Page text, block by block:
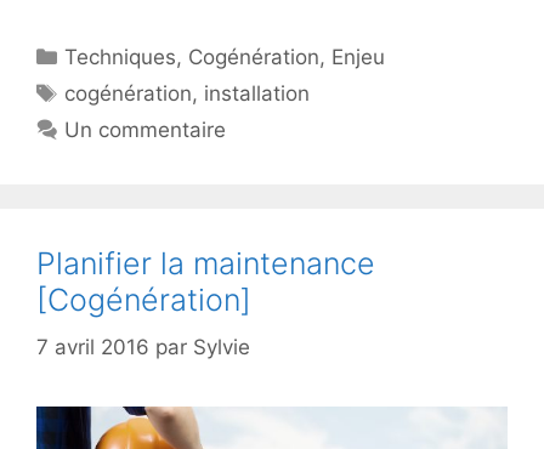
Catégories
Techniques, Cogénération, Enjeu
Étiquettes
cogénération, installation
Un commentaire
Planifier la maintenance
[Cogénération]
7 avril 2016 par Sylvie